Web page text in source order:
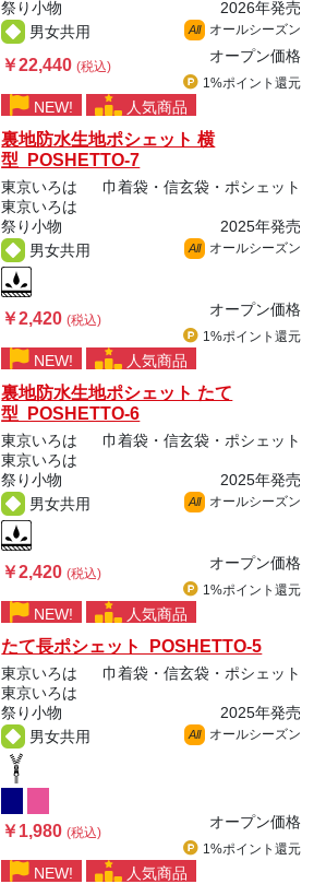
祭り小物
2026年発売
男女共用
All オールシーズン
￥22,440(税込)
オープン価格
1%ポイント 還元
NEW! 人気商品
裏地防水生地ポシェット 横
型 POSHETTO-7
東京いろは
巾着袋・信玄袋・ポシェット
東京いろは
祭り小物
2025年発売
男女共用
All オールシーズン
￥2,420(税込)
オープン価格
1%ポイント 還元
NEW! 人気商品
裏地防水生地ポシェット たて
型 POSHETTO-6
東京いろは
巾着袋・信玄袋・ポシェット
東京いろは
祭り小物
2025年発売
男女共用
All オールシーズン
￥2,420(税込)
オープン価格
1%ポイント 還元
NEW! 人気商品
たて長ポシェット POSHETTO-5
東京いろは
巾着袋・信玄袋・ポシェット
東京いろは
祭り小物
2025年発売
男女共用
All オールシーズン
￥1,980(税込)
オープン価格
1%ポイント 還元
NEW! 人気商品